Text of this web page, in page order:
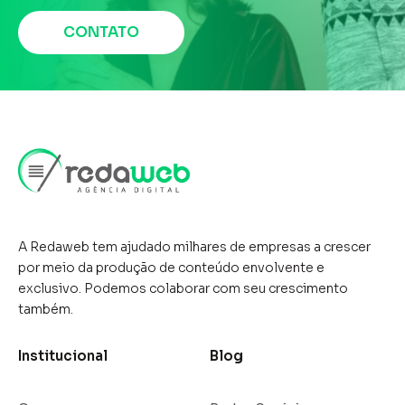
têm sido a espinha dorsal do
marketing ao longo das
décadas. No contexto do
tradicional pode ser tanto uma
vantagem quanto uma
forma como é utilizada. Embora
as ...
CONTATO
A Redaweb tem ajudado milhares de empresas a crescer
por meio da produção de conteúdo envolvente e
exclusivo. Podemos colaborar com seu crescimento
também.
Institucional Blog